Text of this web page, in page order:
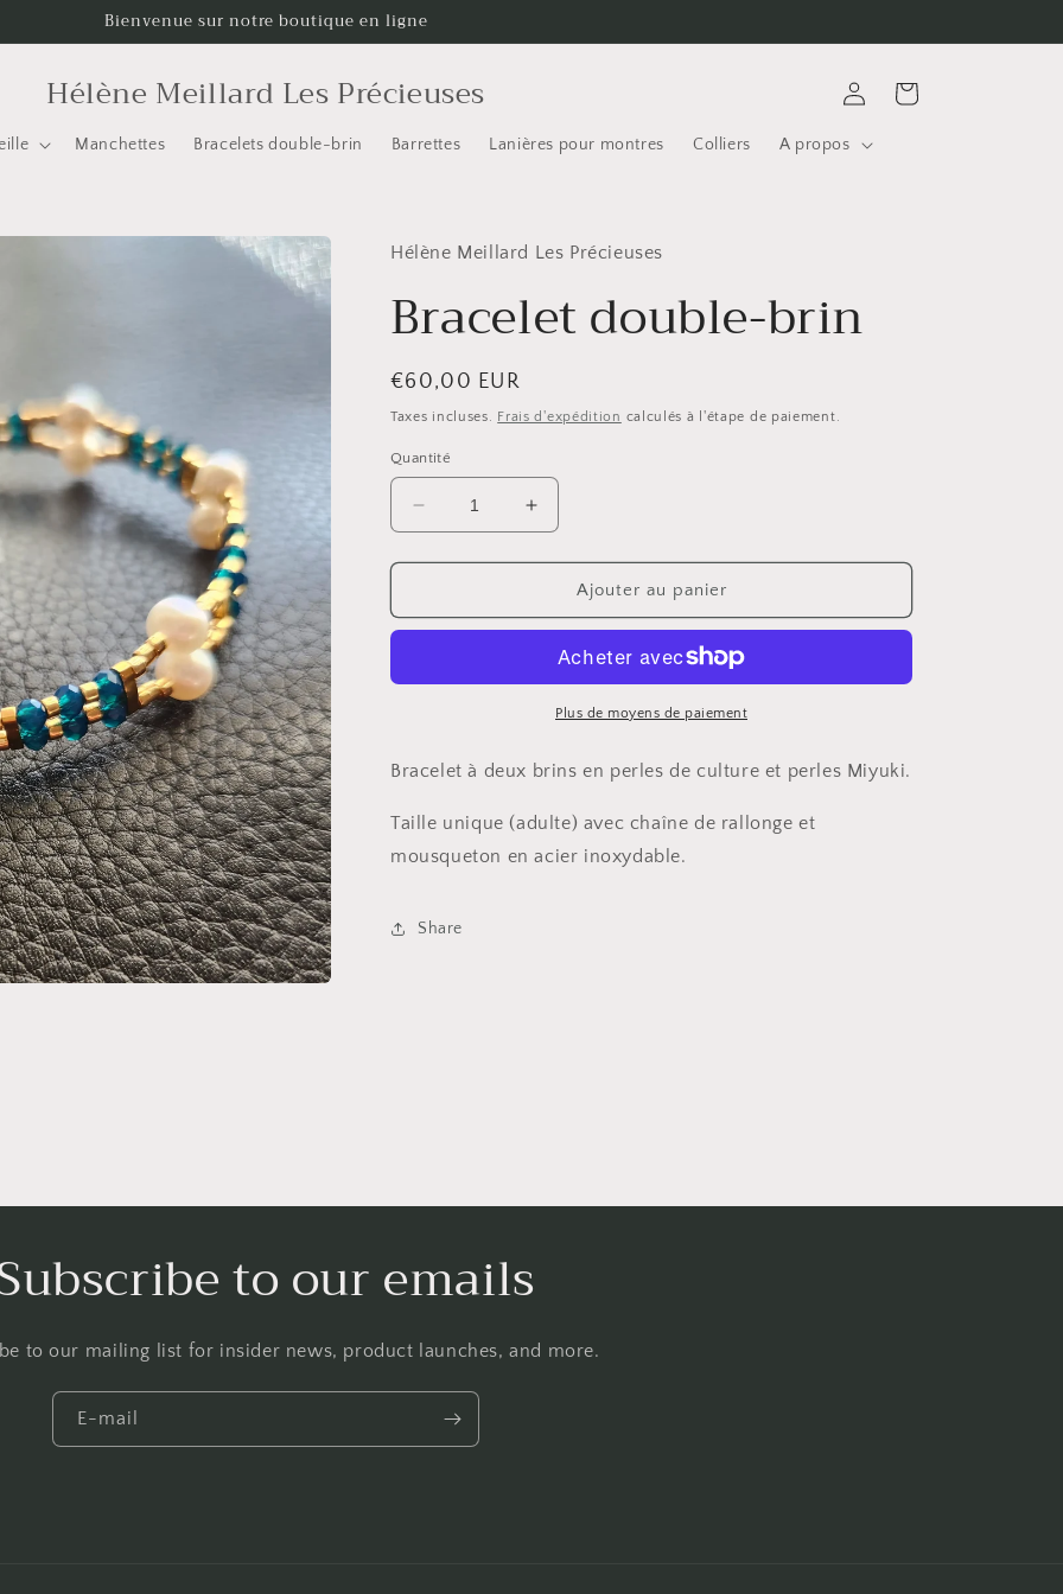
Bienvenue sur notre boutique en ligne
Hélène Meillard Les Précieuses
Manchettes Bracelets double-brin Barrettes Lanières pour montres Colliers A propos
Connexion Panier
Hélène Meillard Les Précieuses
Bracelet double-brin
Prix
habituel
€60,00 EUR
Taxes incluses. Frais d'expédition calculés à l'étape de paiement.
Quantité
Réduire
la
quantité
Bracelet
Augmenter
la
quantité
Bracelet
brin
Ajouter au panier
Plus de moyens de paiement
Bracelet à deux brins en perles de culture et perles Miyuki.
Taille unique (adulte) avec chaîne de rallonge et
mousqueton en acier inoxydable.
Share
to our emails
to our mailing list for insider news, product launches, and more.
E-mail